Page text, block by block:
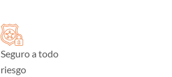
Seguro a todo
riesgo